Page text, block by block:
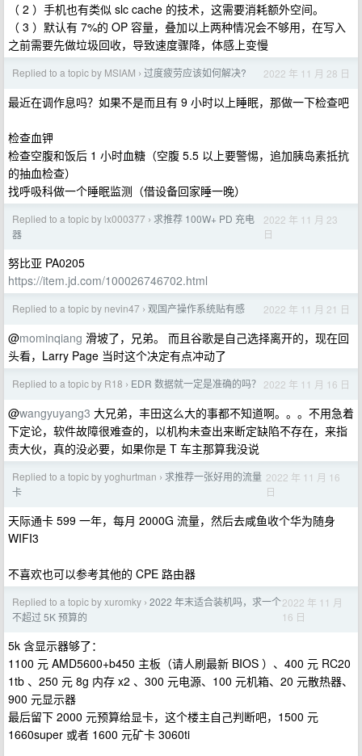
（ 2 ）手机也有类似 slc cache 的技术，这需要消耗额外空间。
（ 3 ）默认有 7%的 OP 容量，叠加以上两种情况会不够用，在写入
之前需要先做垃圾回收，导致速度骤降，体感上变慢
Replied to a topic by MSIAM › 过度疲劳应该如何解决? 2022 年 11 月 28 日
最近在调作息吗？如果不是而且有 9 小时以上睡眠，那做一下检查吧
检查血钾
检查空腹和饭后 1 小时血糖（空腹 5.5 以上要警惕，追加胰岛素抵抗
的抽血检查）
找呼吸科做一个睡眠监测（借设备回家睡一晚）
Replied to a topic by lx000377 › 求推荐 100W+ PD 充电
器
2022 年 11 月 23
日
努比亚 PA0205
https://item.jd.com/100026746702.html
Replied to a topic by nevin47 › 观国产操作系统贴有感 2022 年 11 月 21 日
@mominqiang 滑坡了，兄弟。 而且谷歌是自己选择离开的，现在回
头看，Larry Page 当时这个决定有点冲动了
Replied to a topic by R18 › EDR 数据就一定是准确的吗？ 2022 年 11 月 16 日
@wangyuyang3 大兄弟，丰田这么大的事都不知道啊。。。不用急着
下定论，软件故障很难查的，以机构未查出来断定缺陷不存在，来指
责大伙，真的没必要，如果你是 T 车主那算我没说
Replied to a topic by yoghurtman › 求推荐一张好用的流量
卡
2022 年 11 月 16
日
天际通卡 599 一年，每月 2000G 流量，然后去咸鱼收个华为随身
WIFI3
不喜欢也可以参考其他的 CPE 路由器
Replied to a topic by xuromky › 2022 年末适合装机吗，求一个
不超过 5K 预算的
2022 年 11 月
16 日
5k 含显示器够了：
1100 元 AMD5600+b450 主板（请人刷最新 BIOS ）、400 元 RC20
1tb 、250 元 8g 内存 x2 、300 元电源、100 元机箱、20 元散热器、
900 元显示器
最后留下 2000 元预算给显卡，这个楼主自己判断吧，1500 元
1660super 或者 1600 元矿卡 3060ti